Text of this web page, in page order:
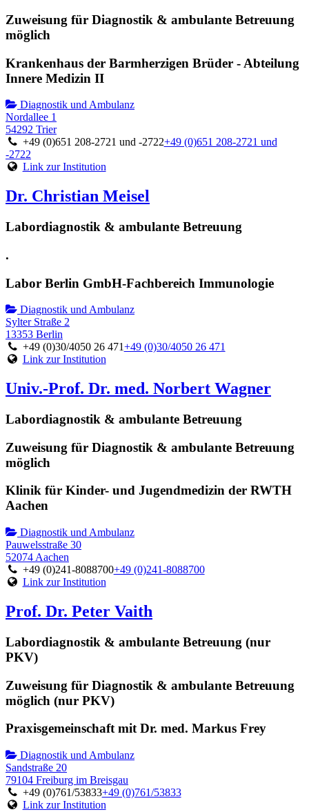
Zuweisung für Diagnostik & ambulante Betreuung
möglich
Krankenhaus der Barmherzigen Brüder - Abteilung
Innere Medizin II
Diagnostik und Ambulanz
Nordallee 1
54292 Trier
+49 (0)651 208-2721 und -2722+49 (0)651 208-2721 und
-2722
Link zur Institution
Dr. Christian Meisel
Labordiagnostik & ambulante Betreuung
.
Labor Berlin GmbH-Fachbereich Immunologie
Diagnostik und Ambulanz
Sylter Straße 2
13353 Berlin
+49 (0)30/4050 26 471+49 (0)30/4050 26 471
Link zur Institution
Univ.-Prof. Dr. med. Norbert Wagner
Labordiagnostik & ambulante Betreuung
Zuweisung für Diagnostik & ambulante Betreuung
möglich
Klinik für Kinder- und Jugendmedizin der RWTH
Aachen
Diagnostik und Ambulanz
Pauwelsstraße 30
52074 Aachen
+49 (0)241-8088700+49 (0)241-8088700
Link zur Institution
Prof. Dr. Peter Vaith
Labordiagnostik & ambulante Betreuung (nur
PKV)
Zuweisung für Diagnostik & ambulante Betreuung
möglich (nur PKV)
Praxisgemeinschaft mit Dr. med. Markus Frey
Diagnostik und Ambulanz
Sandstraße 20
79104 Freiburg im Breisgau
+49 (0)761/53833+49 (0)761/53833
Link zur Institution